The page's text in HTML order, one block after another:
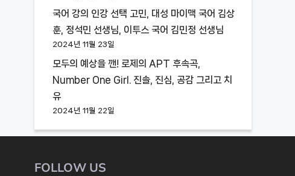
국어 강의 인강 선택 고민, 대성 마이맥 국어 김상
훈, 정석민 선생님, 이투스 국어 김민정 선생님
2024년 11월 23일
모두의 예상을 깬! 로제의 APT 후속곡,
Number One Girl. 진솔, 진심, 공감 그리고 치
유
2024년 11월 22일
FOLLOW US